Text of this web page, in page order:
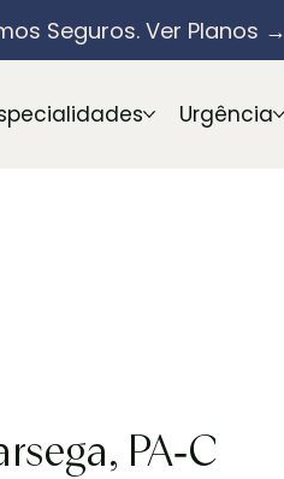
Seguros. Ver Planos →
Urgência
PA-C